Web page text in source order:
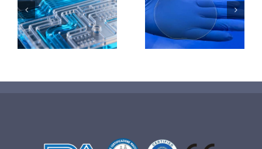
超声波喷涂
TiO₂涂层
PET石墨烯保
护膜特性和应
用